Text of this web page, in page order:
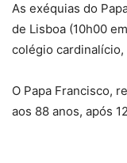
As exéquias do
de Lisboa (10h00
colégio cardinalício,
O Papa Francisco,
aos 88 anos, após